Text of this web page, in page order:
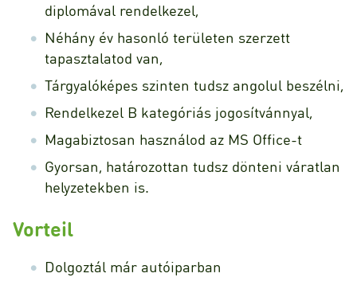
diplomával rendelkezel,
Néhány év hasonló területen szerzett
tapasztalatod van,
Tárgyalóképes szinten tudsz angolul beszélni,
Rendelkezel B kategóriás jogosítvánnyal,
Magabiztosan használod az MS Office-t
Gyorsan, határozottan tudsz dönteni váratlan
helyzetekben is.
Vorteil
Dolgoztál már autóiparban